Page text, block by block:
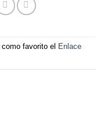
favorito el Enlace